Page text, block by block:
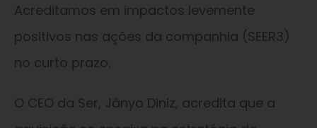
Acreditamos em impactos levemente
positivos nas ações da companhia (SEER3)
no curto prazo.
O CEO da Ser, Jânyo Diniz, acredita que a